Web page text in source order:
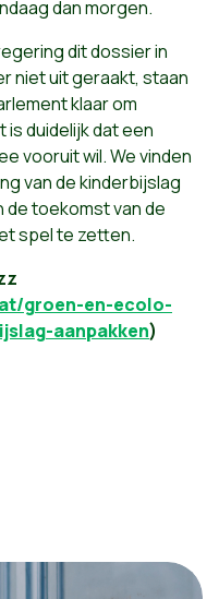
dan morgen.
dit dossier in
niet uit geraakt, staan
klaar om
duidelijk dat een
vooruit wil. We vinden
van de kinderbijslag
de toekomst van de
spel te zetten.
groen-en-ecolo-
aanpakken)